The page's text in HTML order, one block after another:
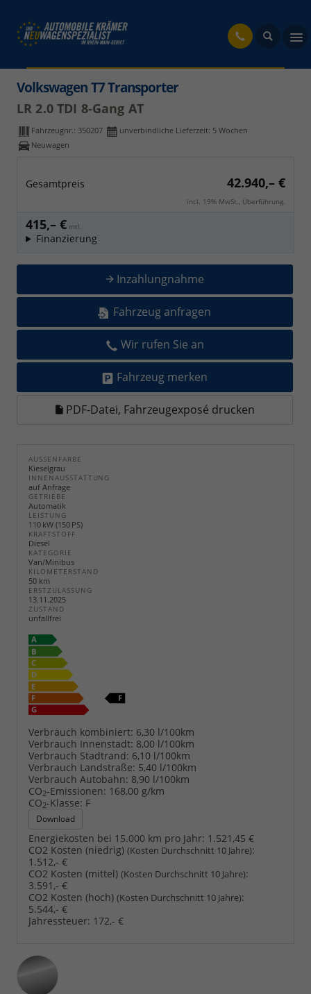
Volkswagen T7 Transporter
LR 2.0 TDI 8-Gang AT
Fahrzeugnr.: 350207 unverbindliche Lieferzeit: 5 Wochen
Neuwagen
Gesamtpreis 42.940,– €
incl. 19% MwSt., Überführung.
415,– € mtl.
Finanzierung
Inzahlungnahme
Fahrzeug anfragen
Wir rufen Sie an
Fahrzeug merken
PDF-Datei, Fahrzeugexposé drucken
AUSSENFARBE
Kieselgrau
INNENAUSSTATTUNG
auf Anfrage
GETRIEBE
Automatik
LEISTUNG
110 kW (150 PS)
KRAFTSTOFF
Diesel
KATEGORIE
Van/Minibus
KILOMETERSTAND
50 km
ERSTZULASSUNG
13.11.2025
ZUSTAND
unfallfrei
Verbrauch kombiniert: 6,30 l/100km
Verbrauch Innenstadt: 8,00 l/100km
Verbrauch Stadtrand: 6,10 l/100km
Verbrauch Landstraße: 5,40 l/100km
Verbrauch Autobahn: 8,90 l/100km
CO2-Emissionen: 168,00 g/km
CO2-Klasse: F
Download
Energiekosten bei 15.000 km pro Jahr: 1.521,45 €
CO2 Kosten (niedrig) (Kosten Durchschnitt 10 Jahre):
1.512,- €
CO2 Kosten (mittel) (Kosten Durchschnitt 10 Jahre):
3.591,- €
CO2 Kosten (hoch) (Kosten Durchschnitt 10 Jahre):
5.544,- €
Jahressteuer: 172,- €